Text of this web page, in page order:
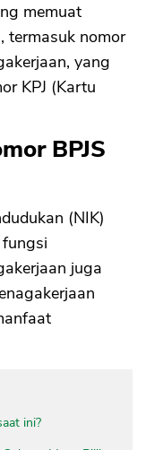
memuat
termasuk nomor
yang
KPJ (Kartu
BPJS
(NIK)
juga
ini?